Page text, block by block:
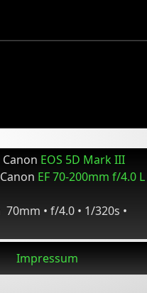
Canon EOS 5D Mark III
Canon EF 70-200mm f/4.0 L
70mm • f/4.0 • 1/320s •
Impressum